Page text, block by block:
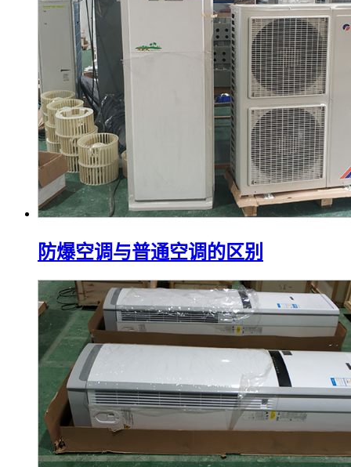
防爆空调与普通空调的区别